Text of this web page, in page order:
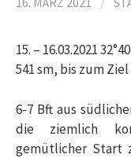
15. – 16.03.2021
541 sm, bis zum Ziel
6-7 Bft aus
die ziemlich
gemütlicher Start